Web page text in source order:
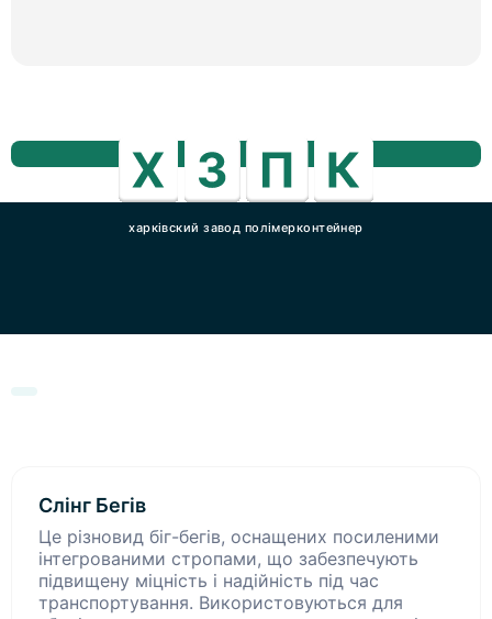
харківский завод полімерконтейнер
Слінг Бегів
Це різновид біг-бегів, оснащених посиленими
інтегрованими стропами, що забезпечують
підвищену міцність і надійність під час
транспортування. Використовуються для